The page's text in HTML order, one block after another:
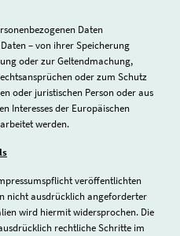
Daten
– von ihrer Speicherung
oder zur Geltendmachung,
oder zum Schutz
oder juristischen Person oder aus
Interesses der Europäischen
werden.
veröffentlichten
nicht ausdrücklich angeforderter
wird hiermit widersprochen. Die
rechtliche Schritte im